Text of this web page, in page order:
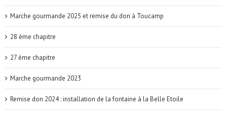
Marche gourmande 2025 et remise du don à Toucamp
28 ème chapitre
27 ème chapitre
Marche gourmande 2023
Remise don 2024 : installation de la fontaine à la Belle Etoile